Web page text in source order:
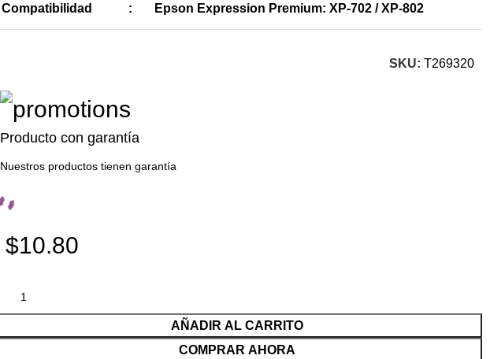
Compatibilidad : Epson Expression Premium: XP-702 / XP-802
SKU: T269320
Producto con garantía
Nuestros productos tienen garantía
$10.80
AÑADIR AL CARRITO
COMPRAR AHORA